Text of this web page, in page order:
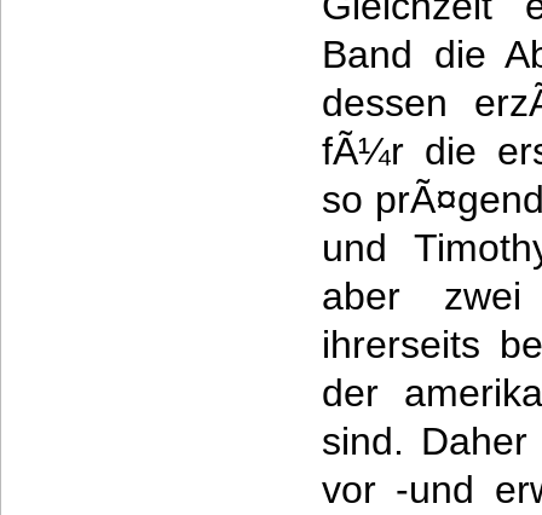
Band die
dessen
fÃ¼r die
so
und
aber
ihrerseits
der
sind.
vor -und